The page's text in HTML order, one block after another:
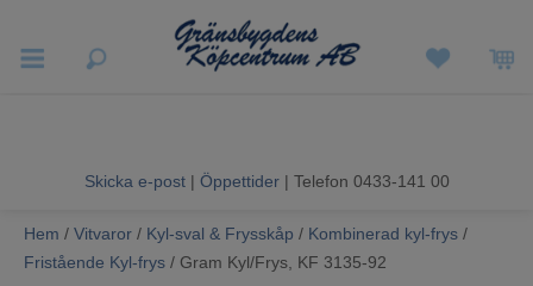
Sommarrea
Vitvaror
Skicka e-post | Öppettider| Telefon 0433-141 00
Hem / Vitvaror / Kyl-sval & Frysskåp / Kombinerad kyl-frys /
Fristående Kyl-frys / Gram Kyl/Frys, KF 3135-92